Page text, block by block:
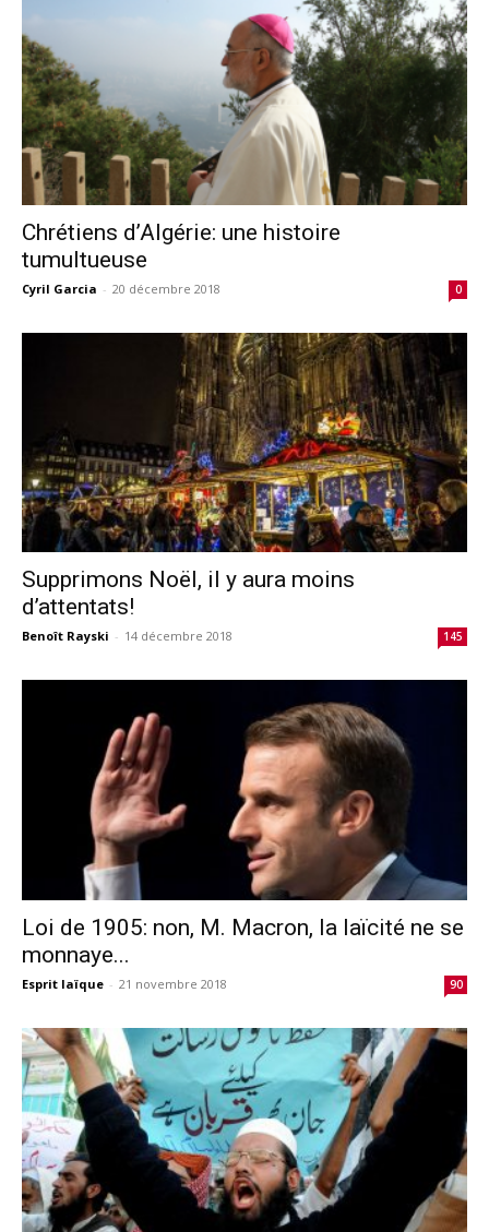
Chrétiens d’Algérie: une histoire
tumultueuse
Cyril Garcia - 20 décembre 2018 0
Supprimons Noël, il y aura moins
d’attentats!
Benoît Rayski - 14 décembre 2018 145
Loi de 1905: non, M. Macron, la laïcité ne se
monnaye...
Esprit laïque - 21 novembre 2018 90